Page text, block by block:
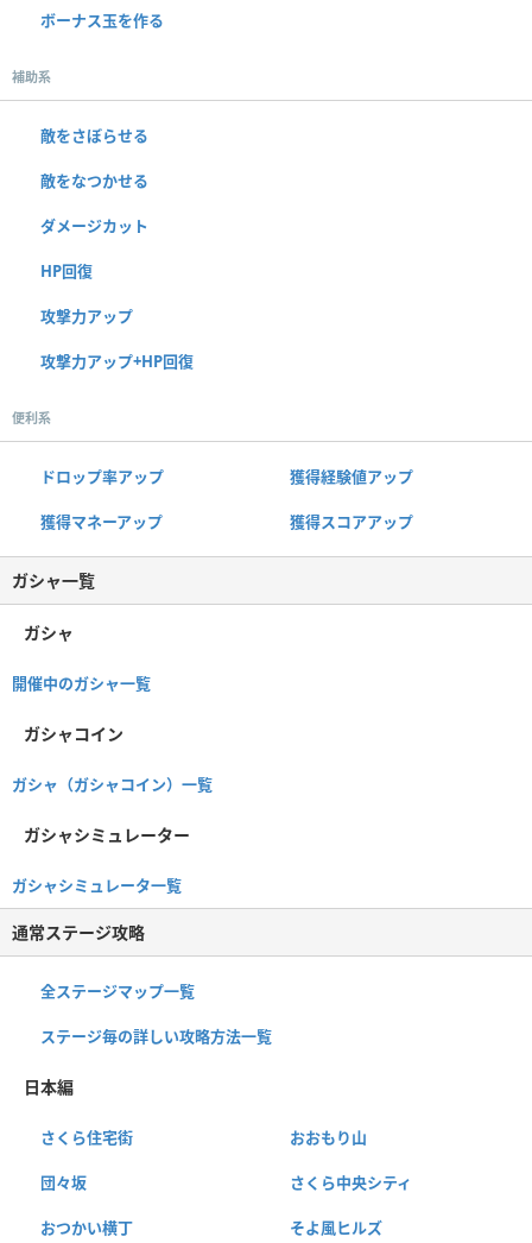
ボーナス玉を作る
補助系
敵をさぼらせる
敵をなつかせる
ダメージカット
HP回復
攻撃力アップ
攻撃力アップ+HP回復
便利系
ドロップ率アップ 獲得経験値アップ
獲得マネーアップ 獲得スコアアップ
ガシャ一覧
ガシャ
開催中のガシャ一覧
ガシャコイン
ガシャ（ガシャコイン）一覧
ガシャシミュレーター
ガシャシミュレータ一覧
通常ステージ攻略
全ステージマップ一覧
ステージ毎の詳しい攻略方法一覧
日本編
さくら住宅街 おおもり山
団々坂 さくら中央シティ
おつかい横丁 そよ風ヒルズ